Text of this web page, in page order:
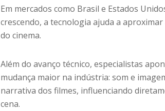
Em mercados como Brasil e Estados
crescendo, a tecnologia ajuda a
do cinema.
Além do avanço técnico, especialistas
mudança maior na indústria: som e
narrativa dos filmes, influenciando
cena.